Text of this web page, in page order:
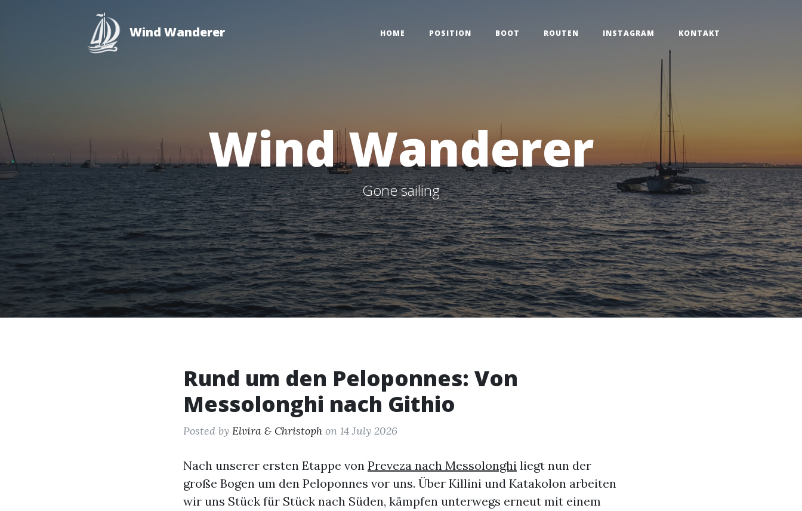
Wind Wanderer HOME POSITION BOOT ROUTEN INSTAGRAM KONTAKT
Wind Wanderer
Gone sailing
Rund um den Peloponnes: Von
Messolonghi nach Githio
Posted by Elvira & Christoph on 14 July 2026
Nach unserer ersten Etappe von Preveza nach Messolonghi liegt nun der
große Bogen um den Peloponnes vor uns. Über Killini und Katakolon arbeiten
wir uns Stück für Stück nach Süden, kämpfen unterwegs erneut mit einem